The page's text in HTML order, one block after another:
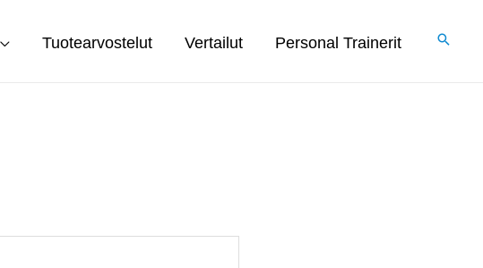
Tuotearvostelut Vertailut Personal Trainerit